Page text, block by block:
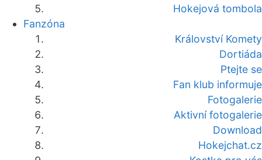
Hokejová tombola
Fanzóna
Království Komety
Dortiáda
Ptejte se
Fan klub informuje
Fotogalerie
Aktivní fotogalerie
Download
Hokejchat.cz